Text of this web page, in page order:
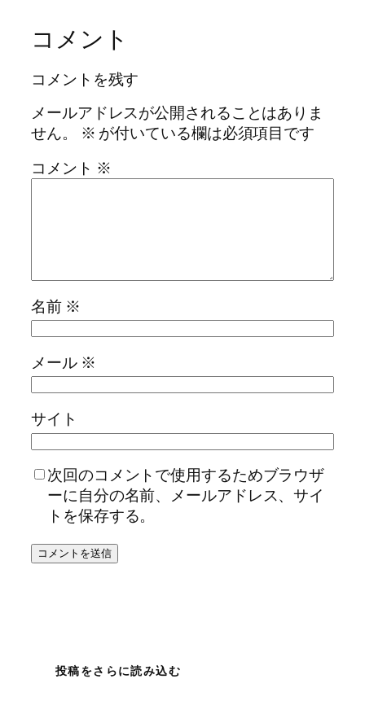
コメント
コメントを残す
メールアドレスが公開されることはありま
せん。
※ が付いている欄は必須項目です
コメント ※
名前 ※
メール ※
サイト
次回のコメントで使用するためブラウザ
ーに自分の名前、メールアドレス、サイ
トを保存する。
投稿をさらに読み込む